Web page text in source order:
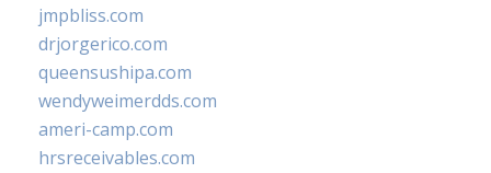
jmpbliss.com
drjorgerico.com
queensushipa.com
wendyweimerdds.com
ameri-camp.com
hrsreceivables.com